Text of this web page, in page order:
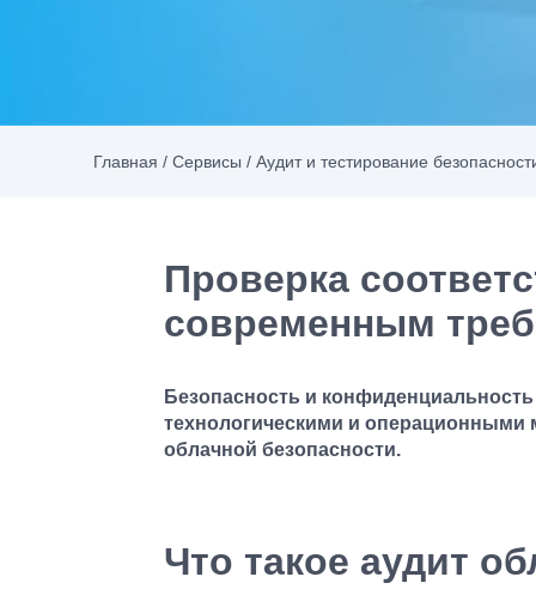
Главная / Сервисы / Аудит и тестирование
Проверка
современным
Безопасность и
технологическими и операционными
облачной безопасности.
Что такое аудит